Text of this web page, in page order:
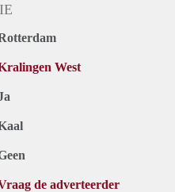
West
de adverteerder